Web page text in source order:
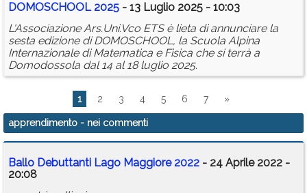
DOMOSCHOOL 2025 - 13 Luglio 2025 - 10:03
L'Associazione Ars.Uni.Vco ETS è lieta di annunciare la
sesta edizione di DOMOSCHOOL, la Scuola Alpina
Internazionale di Matematica e Fisica che si terrà a
Domodossola dal 14 al 18 luglio 2025.
1 2 3 4 5 6 7 »
apprendimento - nei commenti
Ballo Debuttanti Lago Maggiore 2022 - 24 Aprile 2022 -
20:08